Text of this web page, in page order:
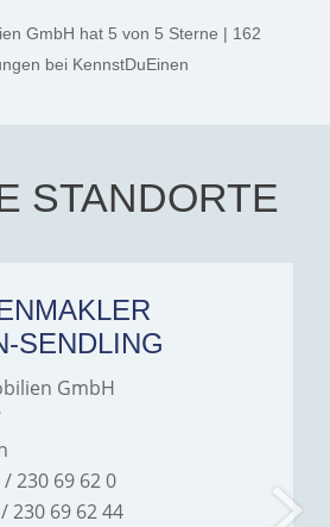
thanks, and a huge part of
the credit goes to Amelie
Jamrowâ€”she was
exceptionally professional,
Hegerich Immobilien to
anyone looking for a home.
GmbH hat 5 von 5 Sterne | 162
bei KennstDuEinen
STANDORTE
SENDLING
GmbH
230 69 62 0
230 69 62 44